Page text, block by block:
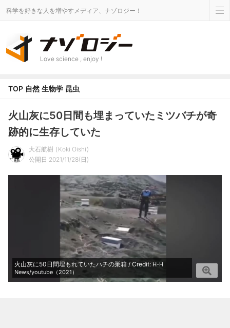
科学を好きな人を増やすメディア、ナゾロジー！
Love science , enjoy !
TOP 自然 生物学 昆虫
火山灰に50日間も埋まっていたミツバチが奇
跡的に生存していた
大石航樹
Koki Oishi
公開日 2021/11/28(日)
火山灰に50日間埋もれていたハチの巣箱 / Credit: H-H
News/youtube（2021）